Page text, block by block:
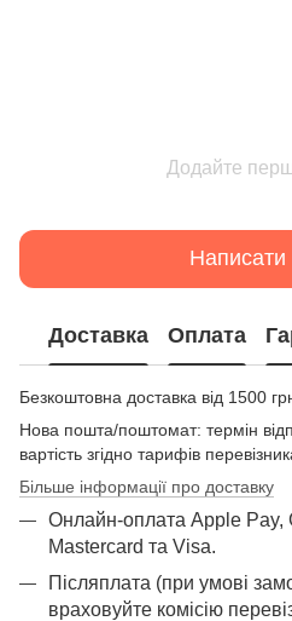
Додайте
Написати
Доставка Оплата
Безкоштовна доставка від 1500
Нова пошта/поштомат: термін
вартість згідно тарифів
Більше інформації про доставку
Онлайн-оплата Apple Pay,
Mastercard та Visа.
Післяплата (при умові
враховуйте комісію